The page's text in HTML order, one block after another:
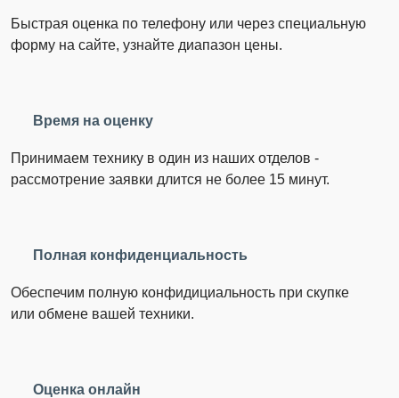
Быстрая оценка по телефону или через специальную
форму на сайте, узнайте диапазон цены.
Время на оценку
Принимаем технику в один из наших отделов -
рассмотрение заявки длится не более 15 минут.
Полная конфиденциальность
Обеспечим полную конфидициальность при скупке
или обмене вашей техники.
Оценка онлайн